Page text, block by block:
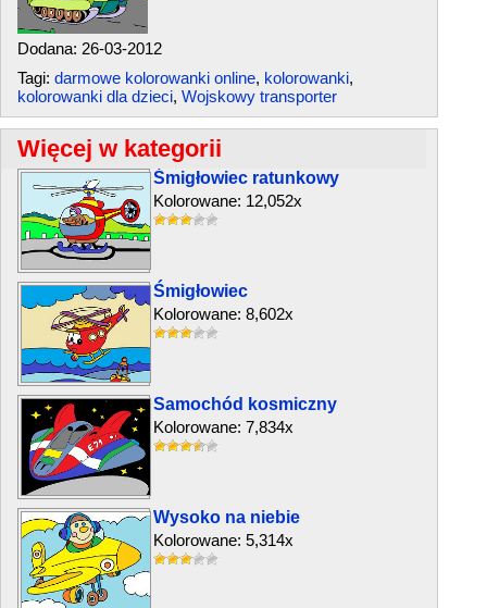
Dodana: 26-03-2012
Tagi: darmowe kolorowanki online, kolorowanki,
kolorowanki dla dzieci, Wojskowy transporter
Więcej w kategorii
Śmigłowiec ratunkowy
Kolorowane: 12,052x
Śmigłowiec
Kolorowane: 8,602x
Samochód kosmiczny
Kolorowane: 7,834x
Wysoko na niebie
Kolorowane: 5,314x